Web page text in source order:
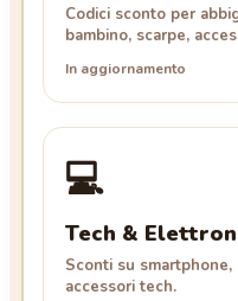
Codici sconto per
bambino, scarpe,
In aggiornamento
💻
Tech &
Sconti su
accessori tech.